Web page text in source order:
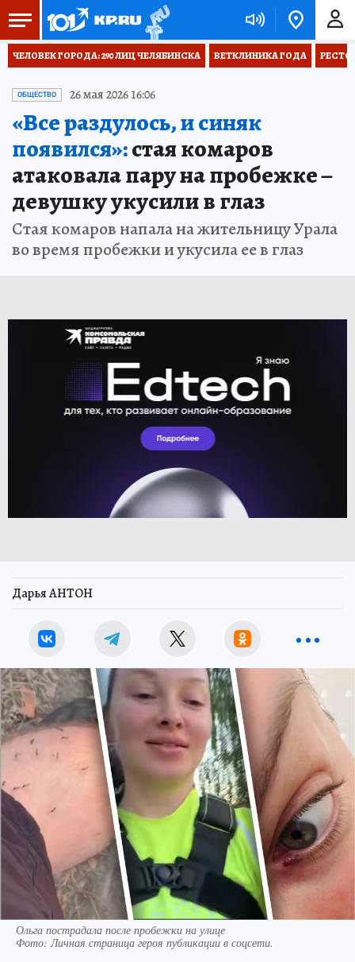
ЧЕЛОВЕК ГОРОДА: 290 ЛИЦ ЧЕЛЯБИНСКА ВЕТКЛИНИКА ГОДА
ОБЩЕСТВО 26 мая 2026 16:06
«Все раздулось, и синяк
появился»:стая комаров
атаковала пару на пробежке –
девушку укусили в глаз
Стая комаров напала на жительницу Урала
во время пробежки и укусила ее в глаз
Дарья АНТОН
Ольга пострадала после пробежки на улице
Фото:Личная страница героя публикации в соцсети.